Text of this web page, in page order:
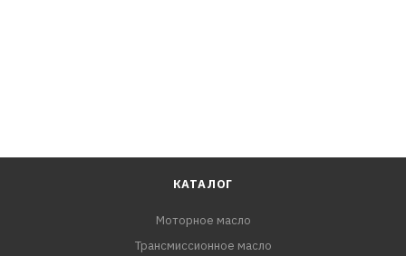
КАТАЛОГ
Моторное масло
Трансмиссионное масло